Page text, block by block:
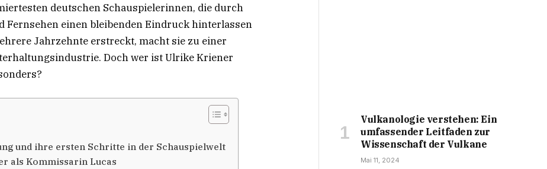
deutschen Schauspielerinnen, die durch
Fernsehen einen bleibenden Eindruck hinterlassen
Jahrzehnte erstreckt, macht sie zu einer
Doch wer ist Ulrike Kriener
und ihre ersten Schritte in der Schauspielwelt
als Kommissarin Lucas
Vulkanologie verstehen: Ein
umfassender Leitfaden zur
Wissenschaft der Vulkane
Mai 11, 2024